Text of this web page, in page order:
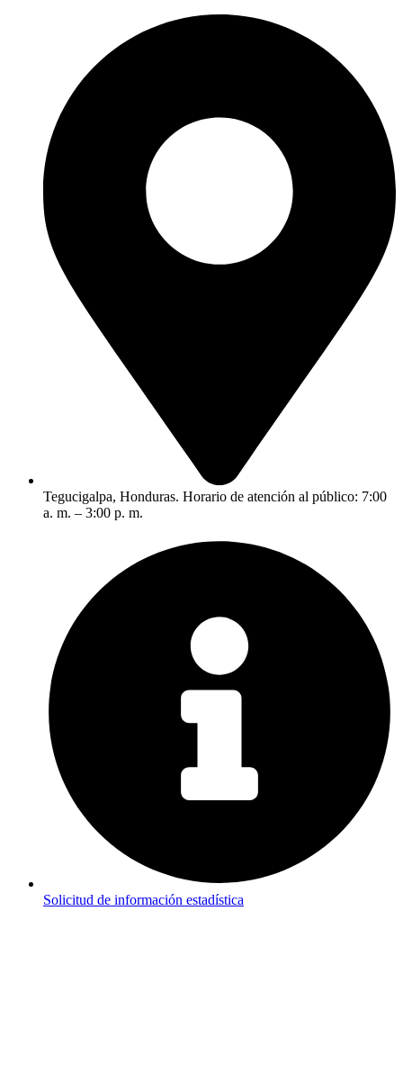
Tegucigalpa, Honduras. Horario de atención al público: 7:00
a. m. – 3:00 p. m.
Solicitud de información estadística